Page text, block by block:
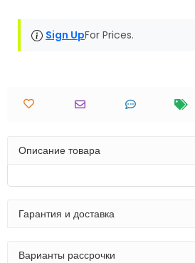
Sign UpFor Prices.
Описание товара
Гарантия и доставка
Варианты рассрочки